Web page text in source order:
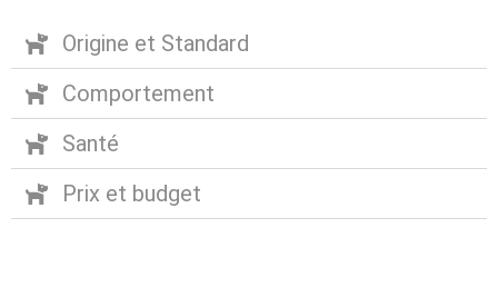
Origine et Standard
Comportement
Santé
Prix et budget